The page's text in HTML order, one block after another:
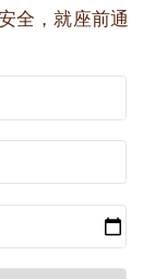
全，就座前通